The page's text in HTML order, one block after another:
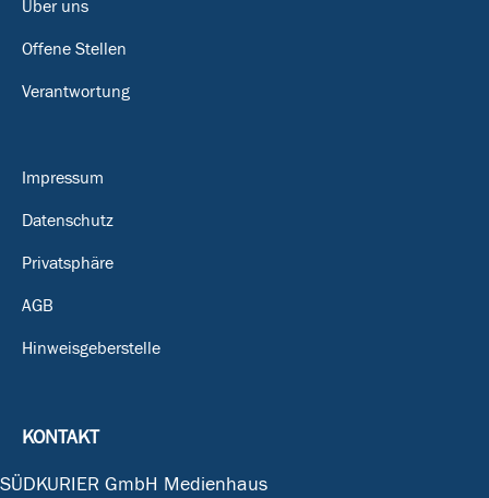
Über uns
Offene Stellen
Verantwortung
Impressum
Datenschutz
Privatsphäre
AGB
Hinweisgeberstelle
KONTAKT
SÜDKURIER GmbH Medienhaus